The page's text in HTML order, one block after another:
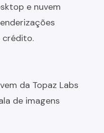
e nuvem
crédito.
da Topaz Labs
de imagens